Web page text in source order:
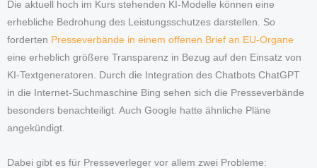
Die aktuell hoch im Kurs stehenden KI-Modelle können eine
erhebliche Bedrohung des Leistungsschutzes darstellen. So
forderten Presseverbände in einem offenen Brief an EU-Organe
eine erheblich größere Transparenz in Bezug auf den Einsatz von
KI-Textgeneratoren. Durch die Integration des Chatbots ChatGPT
in die Internet-Suchmaschine Bing sehen sich die Presseverbände
besonders benachteiligt. Auch Google hatte ähnliche Pläne
angekündigt.
Dabei gibt es für Presseverleger vor allem zwei Probleme: